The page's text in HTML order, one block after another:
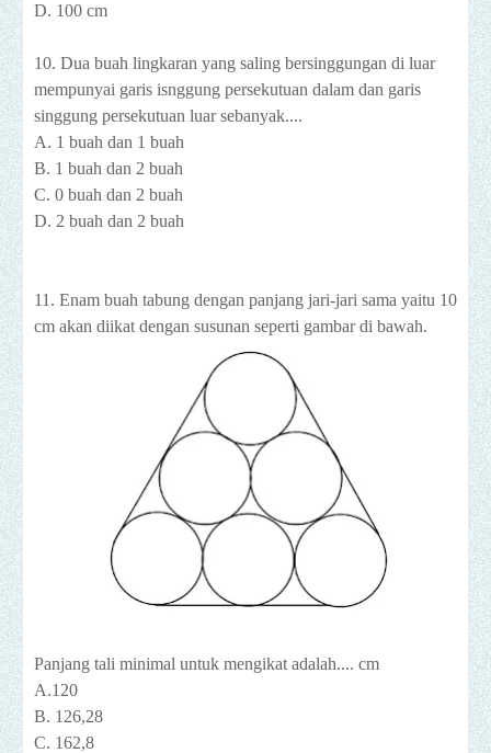
D. 100 cm
10. Dua buah lingkaran yang saling bersinggungan di luar
mempunyai garis isnggung persekutuan dalam dan garis
singgung persekutuan luar sebanyak....
A. 1 buah dan 1 buah
B. 1 buah dan 2 buah
C. 0 buah dan 2 buah
D. 2 buah dan 2 buah
11. Enam buah tabung dengan panjang jari-jari sama yaitu 10
cm akan diikat dengan susunan seperti gambar di bawah.
Panjang tali minimal untuk mengikat adalah.... cm
A.120
B. 126,28
C. 162,8